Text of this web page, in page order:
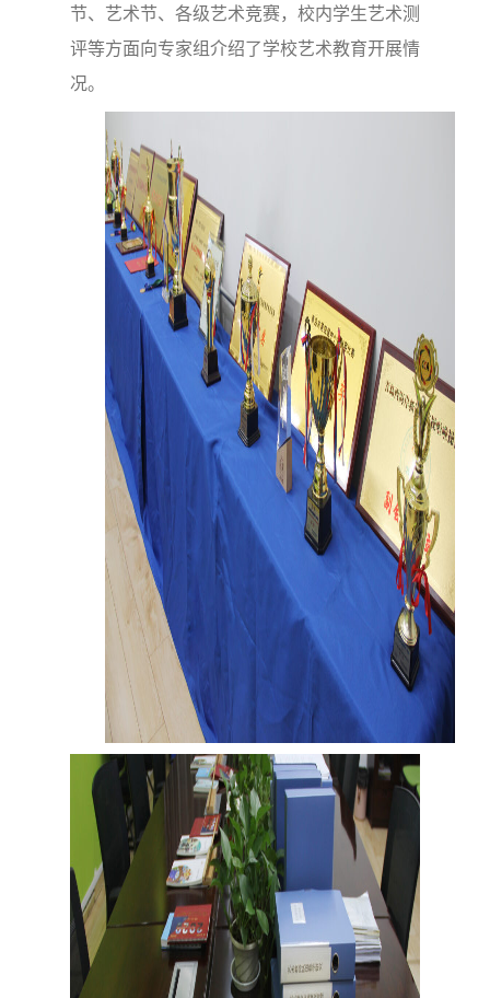
节、艺术节、各级艺术竞赛，校内学生艺术测
评等方面向专家组介绍了学校艺术教育开展情
况。